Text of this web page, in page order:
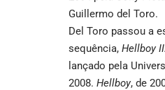
Guillermo del Toro.
Del Toro passou a
sequência, Hellboy
lançado pela
2008. Hellboy, de